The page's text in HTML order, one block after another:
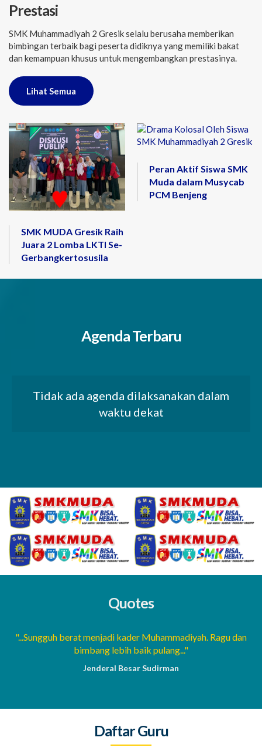
Prestasi
SMK Muhammadiyah 2 Gresik selalu berusaha memberikan
bimbingan terbaik bagi peserta didiknya yang memiliki bakat
dan kemampuan khusus untuk mengembangkan prestasinya.
Lihat Semua
SMK MUDA Gresik Raih
Juara 2 Lomba LKTI Se-
Gerbangkertosusila
Peran Aktif Siswa SMK
Muda dalam Musycab
PCM Benjeng
Agenda Terbaru
Tidak ada agenda dilaksanakan dalam
waktu dekat
Quotes
"...Sungguh berat menjadi kader Muhammadiyah. Ragu dan
bimbang lebih baik pulang..."
Jenderal Besar Sudirman
Daftar Guru